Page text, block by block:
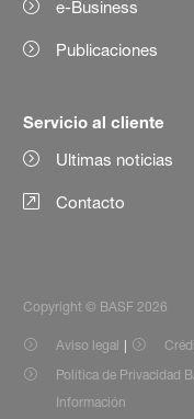
e-Business
Publicaciones
Servicio al cliente
Ultimas noticias
Contacto
Copyright © BASF 2026
Aviso legal
Política de Privacidad
Información